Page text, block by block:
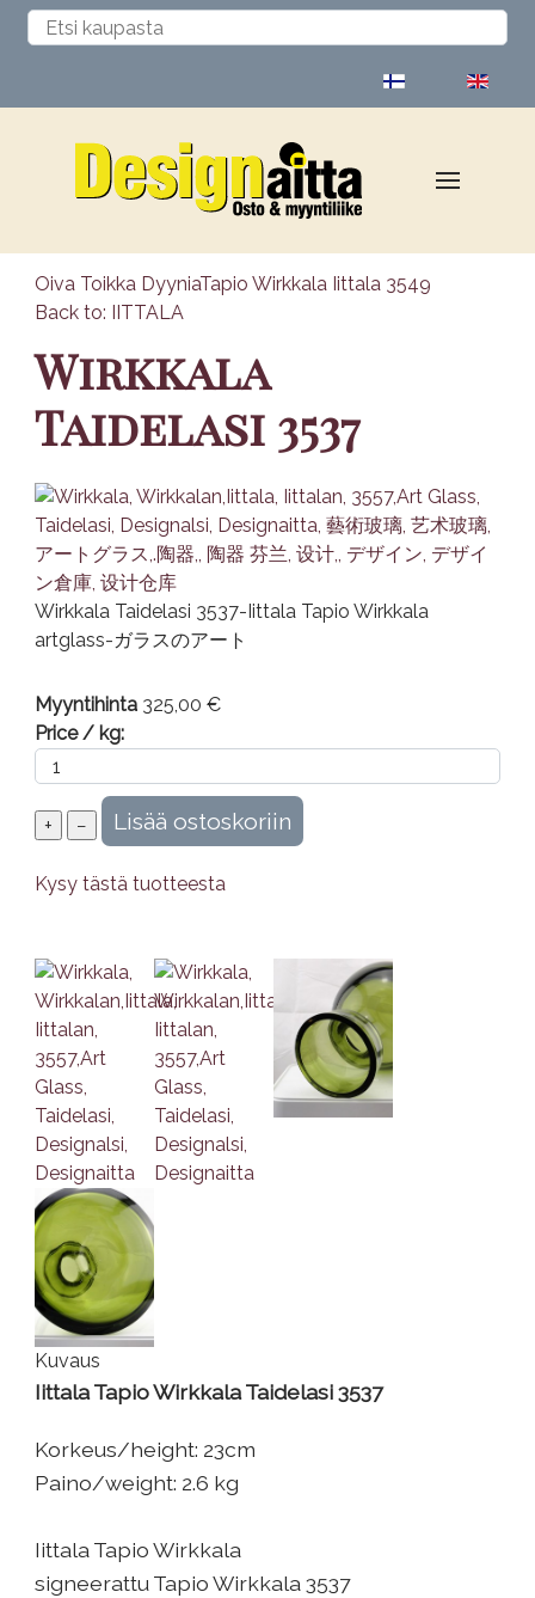
Oiva Toikka DyyniaTapio Wirkkala Iittala 3549
Back to: IITTALA
Wirkkala
Taidelasi 3537
Wirkkala Taidelasi 3537-Iittala Tapio Wirkkala
artglass-ガラスのアート
Myyntihinta 325,00 €
Price / kg:
Kysy tästä tuotteesta
Kuvaus
Iittala Tapio Wirkkala Taidelasi 3537
Korkeus/height: 23cm
Paino/weight: 2.6 kg
Iittala Tapio Wirkkala
signeerattu Tapio Wirkkala 3537